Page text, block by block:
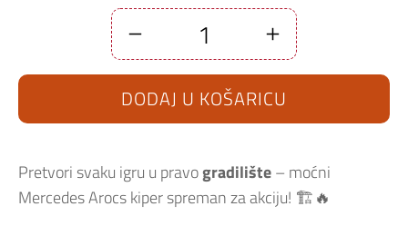
na
daljinsko
Jamara
1:26
Mercedes
žuti
količina
DODAJ U KOŠARICU
Pretvori svaku igru u pravogradilište– moćni
Mercedes Arocs kiper spreman za akciju! 🏗️🔥